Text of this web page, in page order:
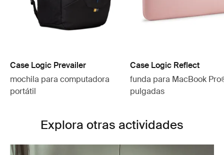
Case Logic Prevailer
mochila para computadora
portátil
Case Logic Reflect
funda para MacBook
pulgadas
Explora otras actividades